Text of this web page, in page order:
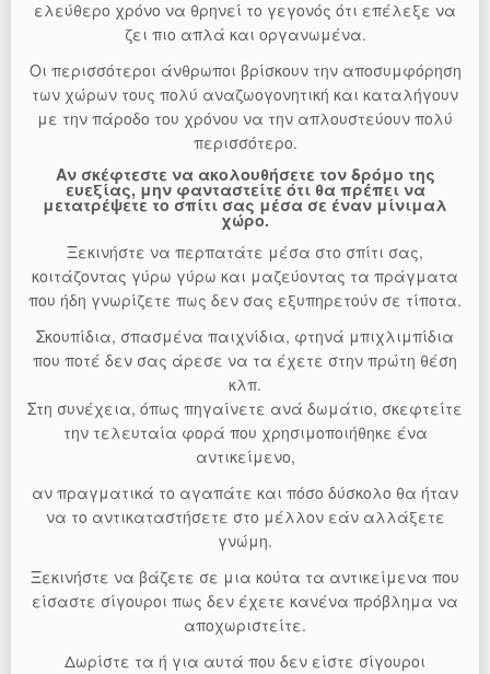
ελεύθερο χρόνο να θρηνεί το γεγονός ότι επέλεξε να
ζει πιο απλά και οργανωμένα.
Οι περισσότεροι άνθρωποι βρίσκουν την αποσυμφόρηση
των χώρων τους πολύ αναζωογονητική και καταλήγουν
με την πάροδο του χρόνου να την απλουστεύουν πολύ
περισσότερο.
Αν σκέφτεστε να ακολουθήσετε τον δρόμο της
ευεξίας, μην φανταστείτε ότι θα πρέπει να
μετατρέψετε το σπίτι σας μέσα σε έναν μίνιμαλ
χώρο.
Ξεκινήστε να περπατάτε μέσα στο σπίτι σας,
κοιτάζοντας γύρω γύρω και μαζεύοντας τα πράγματα
που ήδη γνωρίζετε πως δεν σας εξυπηρετούν σε τίποτα.
Σκουπίδια, σπασμένα παιχνίδια, φτηνά μπιχλιμπίδια
που ποτέ δεν σας άρεσε να τα έχετε στην πρώτη θέση
κλπ.
Στη συνέχεια, όπως πηγαίνετε ανά δωμάτιο, σκεφτείτε
την τελευταία φορά που χρησιμοποιήθηκε ένα
αντικείμενο,
αν πραγματικά το αγαπάτε και πόσο δύσκολο θα ήταν
να το αντικαταστήσετε στο μέλλον εάν αλλάξετε
γνώμη.
Ξεκινήστε να βάζετε σε μια κούτα τα αντικείμενα που
είσαστε σίγουροι πως δεν έχετε κανένα πρόβλημα να
αποχωριστείτε.
Δωρίστε τα ή για αυτά που δεν είστε σίγουροι